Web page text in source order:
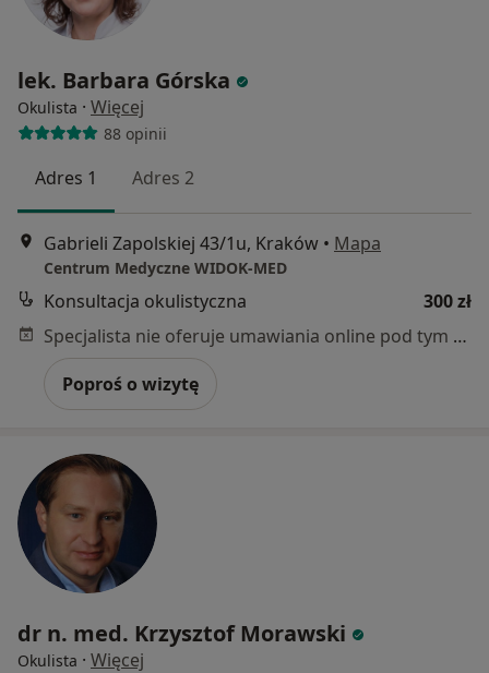
lek. Barbara Górska
Okulista · Więcej
88 opinii
Adres 1 Adres 2
Gabrieli Zapolskiej 43/1u, Kraków • Mapa
Centrum Medyczne WIDOK-MED
Konsultacja okulistyczna
300 zł
Specjalista nie oferuje umawiania online pod tym adresem.
Poproś o wizytę
dr n. med. Krzysztof Morawski
Okulista · Więcej